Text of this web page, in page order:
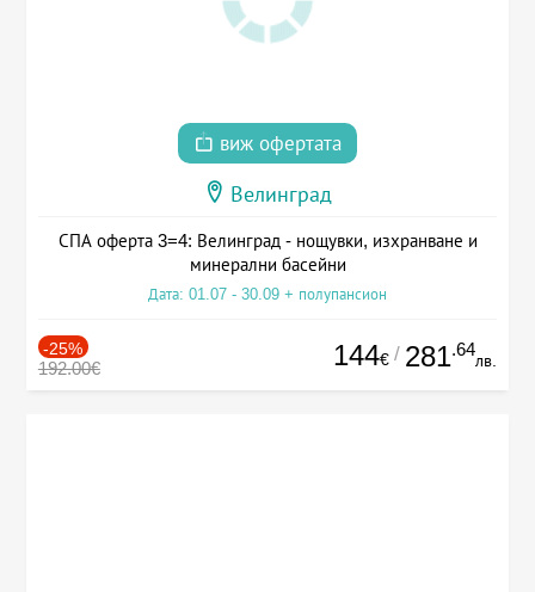
виж офертата
Велинград
СПА оферта 3=4: Велинград - нощувки, изхранване и
минерални басейни
Дата: 01.07 - 30.09 + полупансион
-25%
192.00€ 144€ / 281.64
лв.